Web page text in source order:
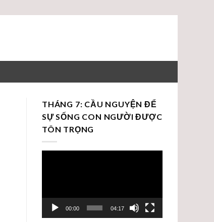
THÁNG 7: CẦU NGUYỆN ĐỂ
SỰ SỐNG CON NGƯỜI ĐƯỢC
TÔN TRỌNG
00:00 04:17